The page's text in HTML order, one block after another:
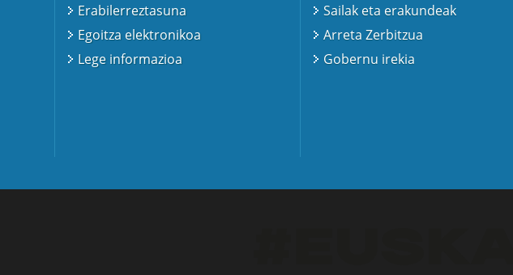
Erabilerreztasuna
Egoitza elektronikoa
Lege informazioa
Sailak eta erakundeak
Arreta Zerbitzua
Gobernu irekia